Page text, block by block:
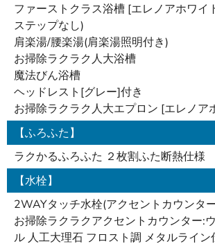
ファーストクラス浴槽 [エレノアホワイ
ステップなし)
肩楽湯/腰楽湯(肩楽湯照明付き)
お掃除ラクラク人大浴槽
魔法びん浴槽
ヘッドレスト[グレー]付き
お掃除ラクラク人大エプロン [エレノア
【ふろふた】
ラクかるふろふた ２枚割ふた断熱仕様
【水栓】
2WAYタッチ水栓(アクセントカウンタ
お掃除ラクラクアクセントカウンター:
ル 人工大理石 フロスト調 メタルライン